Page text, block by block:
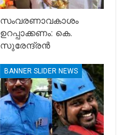
സംവരണാവകാശം
ഉറപ്പാക്കണം: കെ.
സുരേന്ദ്രൻ
BANNER SLIDER NEWS